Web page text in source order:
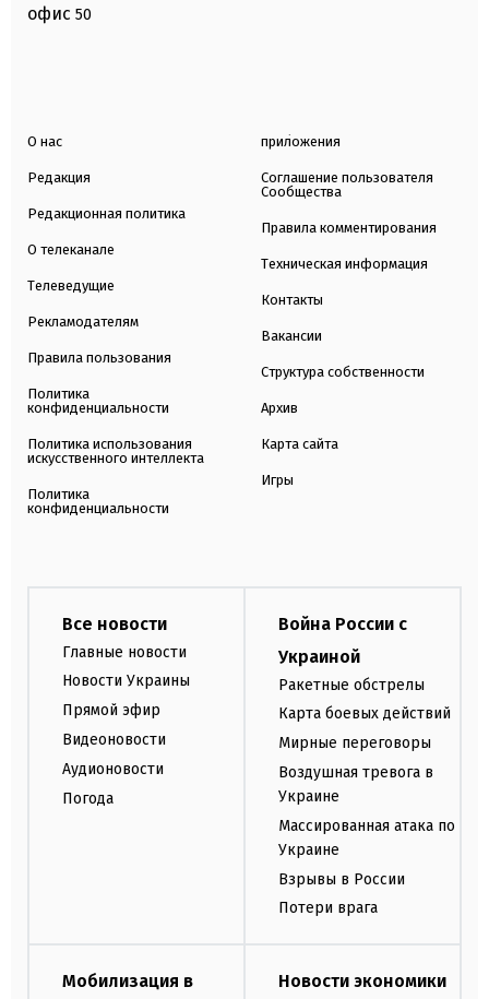
офис 50
О нас
Редакция
Редакционная политика
О телеканале
Телеведущие
Рекламодателям
Правила пользования
Политика
конфиденциальности
Политика использования
искусственного интеллекта
Политика
конфиденциальности
приложения
Соглашение пользователя
Сообщества
Правила комментирования
Техническая информация
Контакты
Вакансии
Структура собственности
Архив
Карта сайта
Игры
Все новости
Главные новости
Новости Украины
Прямой эфир
Видеоновости
Аудионовости
Погода
Война России с
Украиной
Ракетные обстрелы
Карта боевых действий
Мирные переговоры
Воздушная тревога в
Украине
Массированная атака по
Украине
Взрывы в России
Потери врага
Мобилизация в
Новости экономики